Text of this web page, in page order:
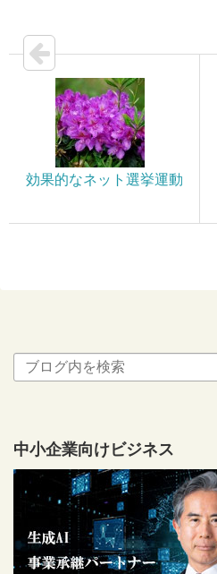
効果的なネット選挙運動
中小企業向けビジネス